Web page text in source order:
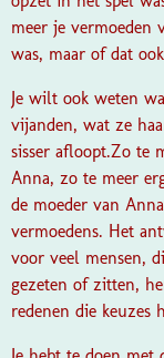
meer je vermoeden
was, maar of dat
Je wilt ook weten
vijanden, wat ze
sisser afloopt.Zo te
Anna, zo te meer
de moeder van
vermoedens. Het
voor veel mensen,
gezeten of zitten,
redenen die keuzes